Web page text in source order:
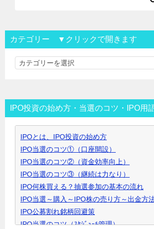
カテゴリー ▼クリックで開きます
カ
リ
ー
▼
ク
リ
ッ
ク
で
開
き
ま
IPO投資の始め方・当選のコツ・IPO用
IPOとは、IPO投資の始め方
IPO当選のコツ①（口座開設）
IPO当選のコツ②（資金効率向上）
IPO当選のコツ③（継続は力なり）
IPO何株買える？抽選参加の基本の流れ
IPO当選～購入～IPO株の売り方～出金方
IPO公募割れ銘柄回避策
IPO当選のコツ（ｽｹｼﾞｭｰﾙ管理）